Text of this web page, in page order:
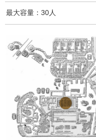
最大容量：30人